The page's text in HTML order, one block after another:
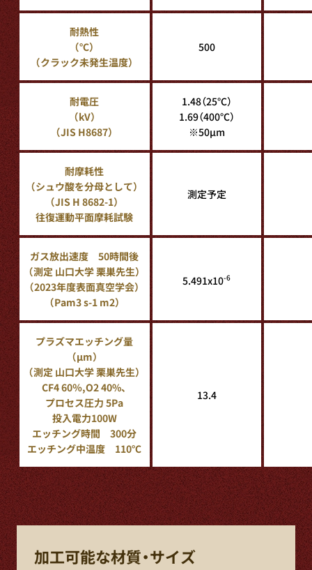
耐熱性
（℃）
（クラック未発生温度）
500
耐電圧
（kV）
（JIS H8687）
1.48（25℃）
1.69（400℃）
※50μm
耐摩耗性
（シュウ酸を分母として）
（JIS H 8682-1）
往復運動平面摩耗試験
測定予定
ガス放出速度 50時間後
（測定 山口大学 栗巣先生）
（2023年度表面真空学会）
（Pam3 s-1 m2）
5.491x10-6
プラズマエッチング量
（μm）
（測定 山口大学 栗巣先生）
CF4 60％,O2 40%、
プロセス圧力 5Pa
投入電力100W
エッチング時間 300分
エッチング中温度 110℃
13.4
加工可能な材質・サイズ